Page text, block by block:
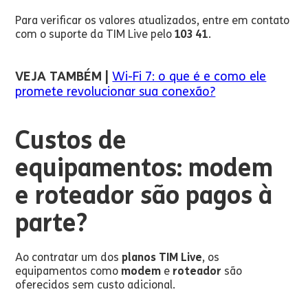
Para verificar os valores atualizados, entre em contato
com o suporte da TIM Live pelo103 41.
VEJA TAMBÉM |
Wi-Fi 7: o que é e como ele
promete revolucionar sua conexão?
Custos de
equipamentos: modem
e roteador são pagos à
parte?
Ao contratar um dos planos TIM Live, os
equipamentos como modem e roteador são
oferecidos sem custo adicional.